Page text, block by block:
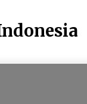
Sabu
di